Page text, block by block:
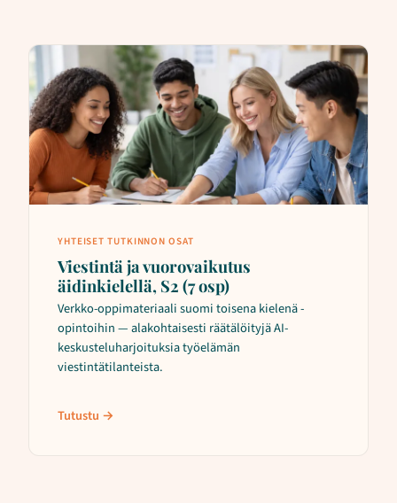
YHTEISET TUTKINNON OSAT
Viestintä ja vuorovaikutus
äidinkielellä, S2 (7 osp)
Verkko-oppimateriaali suomi toisena kielenä -
opintoihin — alakohtaisesti räätälöityjä AI-
keskusteluharjoituksia työelämän
viestintätilanteista.
Tutustu →